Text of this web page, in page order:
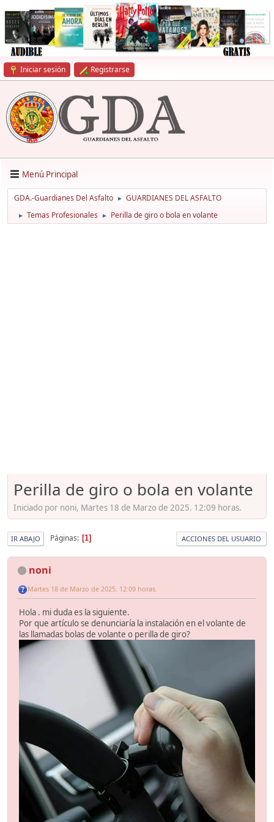
Iniciar sesión Registrarse
Menú Principal
GDA.-Guardianes Del Asfalto ► GUARDIANES DEL ASFALTO
► Temas Profesionales ► Perilla de giro o bola en volante
Perilla de giro o bola en volante
Iniciado por noni, Martes 18 de Marzo de 2025. 12:09 horas.
IR ABAJO Páginas 1 ACCIONES DEL USUARIO
noni
Martes 18 de Marzo de 2025. 12:09 horas.
Hola . mi duda es la siguiente.
Por que artículo se denunciaría la instalación en el volante de
las llamadas bolas de volante o perilla de giro?